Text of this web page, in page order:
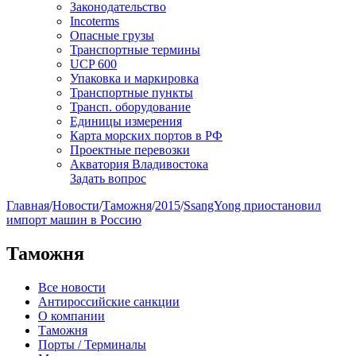
Законодательство
Incoterms
Опасные грузы
Транспортные термины
UCP 600
Упаковка и маркировка
Транспортные пункты
Трансп. оборудование
Единицы измерения
Карта морских портов в РФ
Проектные перевозки
Акватория Владивостока
Задать вопрос
Главная/Новости/Таможня/2015/SsangYong приостановил
импорт машин в Россию
Таможня
Все новости
Антироссийские санкции
О компании
Таможня
Порты / Терминалы